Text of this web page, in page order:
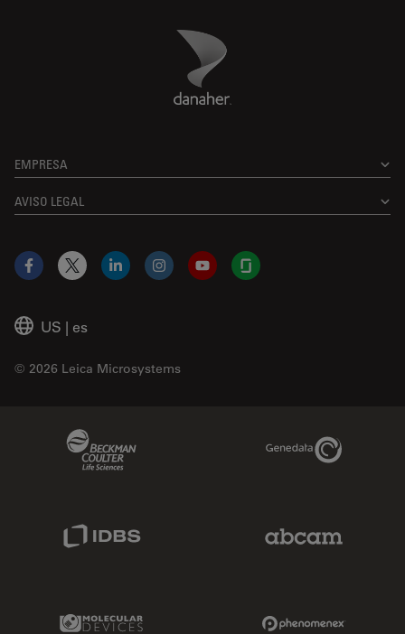
Danaher Logo
EMPRESA
AVISO LEGAL
US | es
© 2026 Leica Microsystems
Facebook
X LinkedInInstagramYouTubeGlassdoor
Genedata Link
Molecular Devices Link